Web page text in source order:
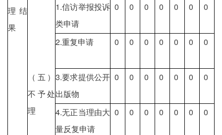
理结
果
（五）
不予处
理
1.信访举报投诉
类申请
0 0 0 0 0 0 0
2.重复申请 0 0 0 0 0 0 0
3.要求提供公开
出版物
0 0 0 0 0 0 0
4.无正当理由大
量反复申请
0 0 0 0 0 0 0